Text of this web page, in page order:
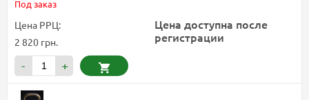
Под заказ
Цена РРЦ:
2 820 грн.
Цена доступна после
регистрации
- +